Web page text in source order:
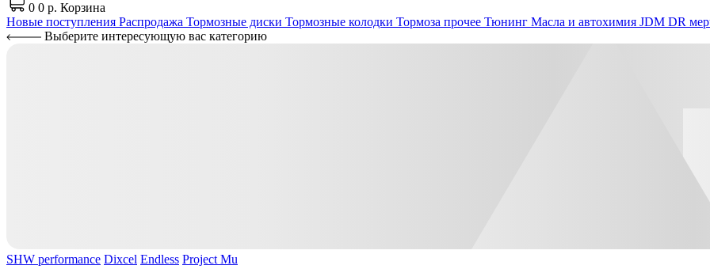
0 0 р. Корзина
Новые поступления Распродажа Тормозные диски Тормозные колодки Тормоза прочее Тюнинг Масла и автохимия JDM DR
Выберите интересующую вас категорию
SHW performance Dixcel Endless Project Mu